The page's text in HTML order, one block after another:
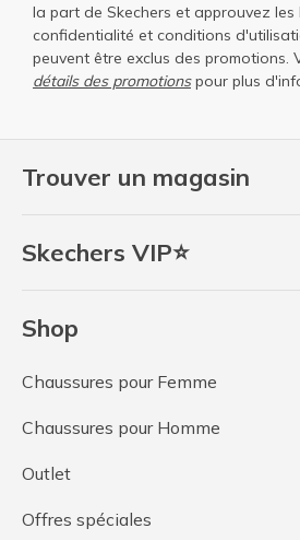
Trouver un magasin
Skechers VIP⭐
Shop
Chaussures pour Femme
Chaussures pour Homme
Outlet
Offres spéciales
la part de Skechers et approuvez les
confidentialité et conditions
peuvent être exclus des promotions.
détails des promotionspour plus